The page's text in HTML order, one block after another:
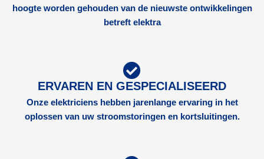
hoogte worden gehouden van de nieuwste ontwikkelingen
betreft elektra
ERVAREN EN GESPECIALISEERD
Onze elektriciens hebben jarenlange ervaring in het
oplossen van uw stroomstoringen en kortsluitingen.